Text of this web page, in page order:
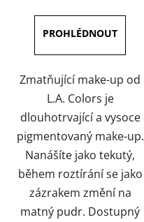
3,8
z
5
hvězdiček.
Zmatňující make-up od
L.A. Colors je
dlouhotrvající a vysoce
pigmentovaný make-up.
Nanášíte jako tekutý,
během roztírání se jako
zázrakem změní na
matný pudr. Dostupný